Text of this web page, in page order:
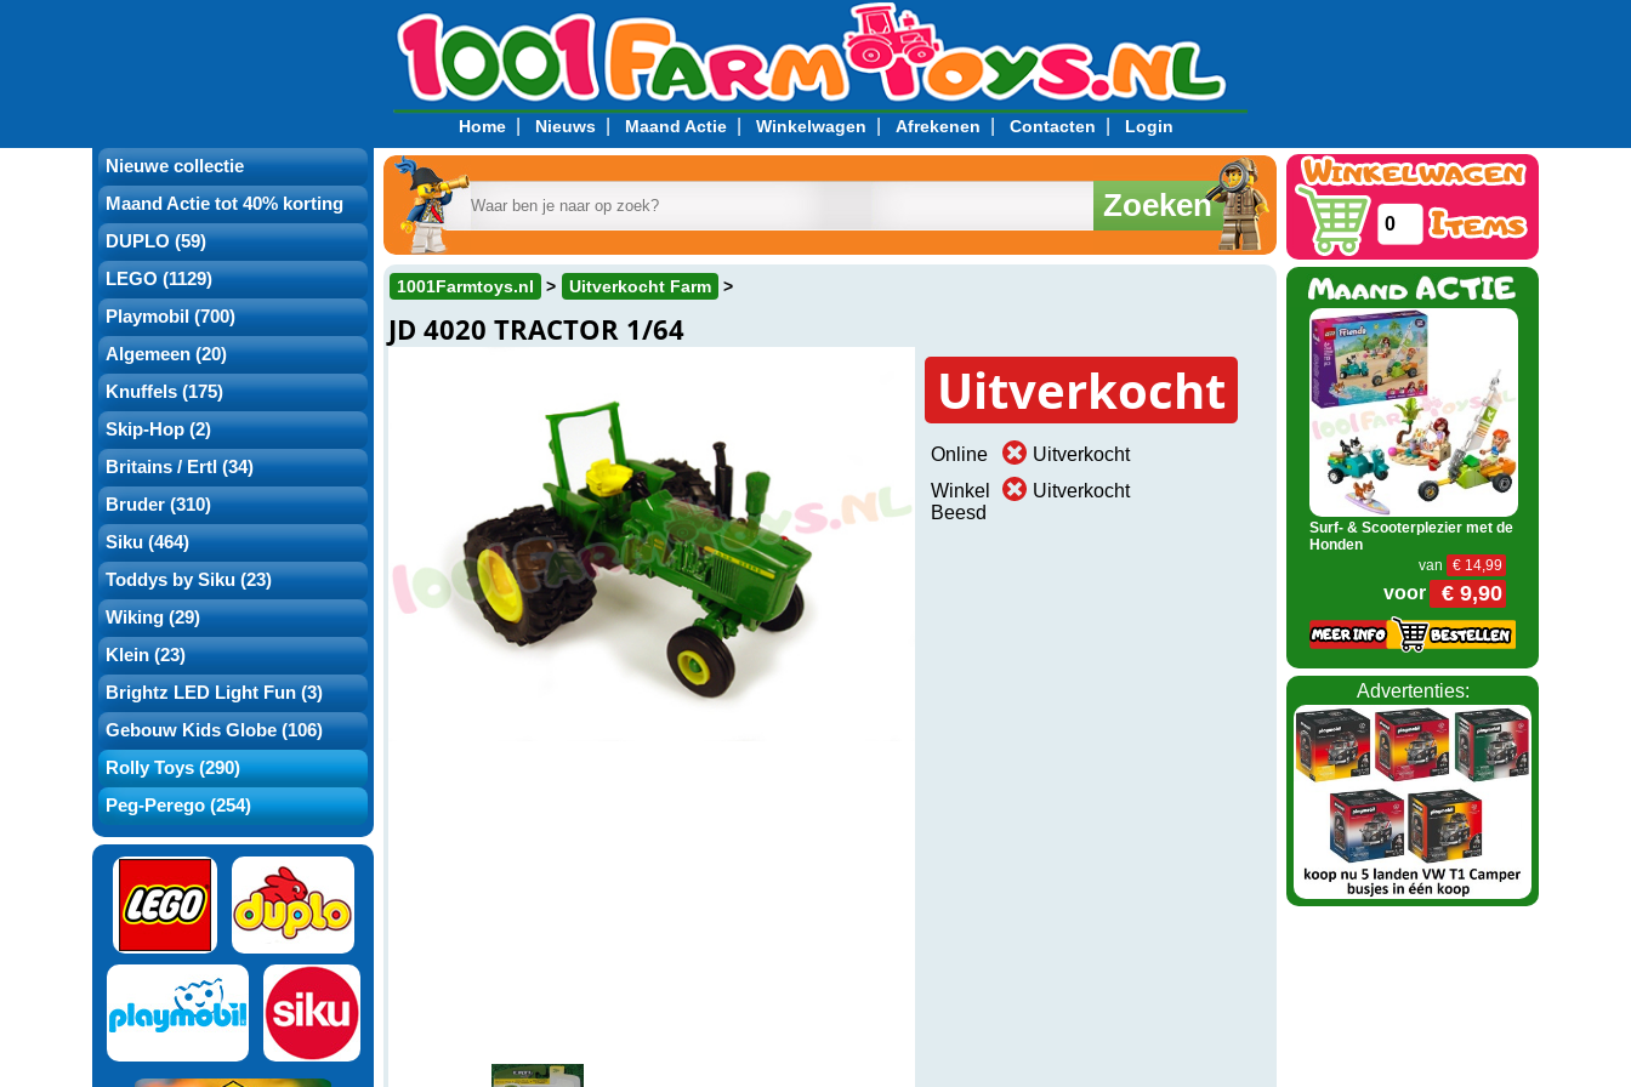
Home| Nieuws| Maand Actie| Winkelwagen Afrekenen Contacten Login
Nieuwe collectie
Maand Actie tot 40% korting
DUPLO (59)
LEGO (1129)
Playmobil (700)
Algemeen (20)
Knuffels (175)
Skip-Hop (2)
Britains / Ertl (34)
Bruder (310)
Siku (464)
Toddys by Siku (23)
Wiking (29)
Klein (23)
Brightz LED Light Fun (3)
Gebouw Kids Globe (106)
Rolly Toys (290)
Peg-Perego (254)
Zoeken
1001Farmtoys.nl Uitverkocht Farm
JD 4020 TRACTOR 1/64
Uitverkocht
Online
Uitverkocht
Winkel
Beesd
Uitverkocht
0
Surf- & Scooterplezier met de
Honden
€ 14,99
van
€ 9,90
voor
Advertenties: